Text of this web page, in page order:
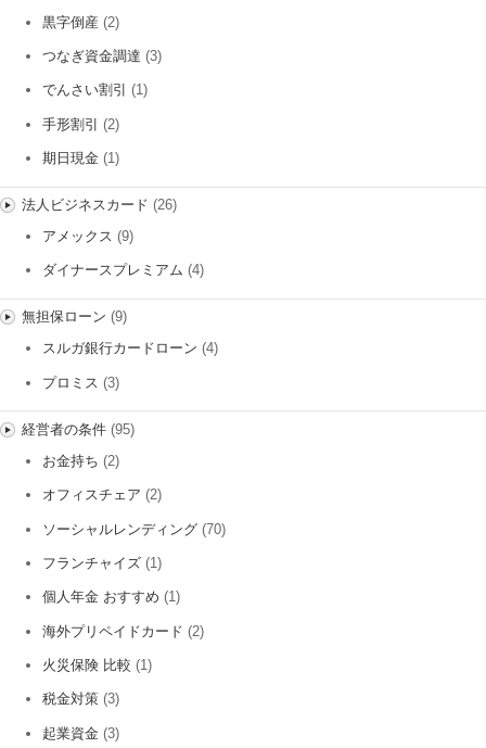
黒字倒産 (2)
つなぎ資金調達 (3)
でんさい割引 (1)
手形割引 (2)
期日現金 (1)
法人ビジネスカード (26)
アメックス (9)
ダイナースプレミアム (4)
無担保ローン (9)
スルガ銀行カードローン (4)
プロミス (3)
経営者の条件(95)
お金持ち (2)
オフィスチェア (2)
ソーシャルレンディング (70)
フランチャイズ (1)
個人年金 おすすめ (1)
海外プリペイドカード (2)
火災保険 比較 (1)
税金対策 (3)
起業資金 (3)